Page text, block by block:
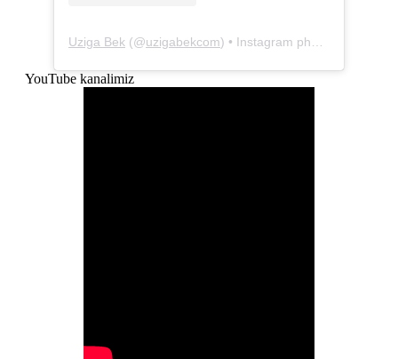
Uziga Bek (@uzigabekcom) • Instagram photos and videos
YouTube kanalimiz